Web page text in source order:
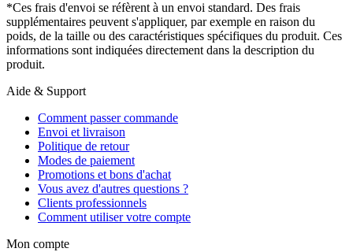
*Ces frais d'envoi se réfèrent à un envoi standard. Des frais
supplémentaires peuvent s'appliquer, par exemple en raison du
poids, de la taille ou des caractéristiques spécifiques du produit. Ces
informations sont indiquées directement dans la description du
produit.
Aide & Support
Comment passer commande
Envoi et livraison
Politique de retour
Modes de paiement
Promotions et bons d'achat
Vous avez d'autres questions ?
Clients professionnels
Comment utiliser votre compte
Mon compte